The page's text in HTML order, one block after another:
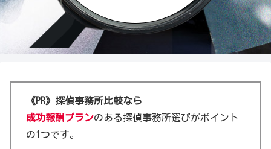
《PR》探偵事務所比較なら
成功報酬プランのある探偵事務所選びがポイント
の1つです。